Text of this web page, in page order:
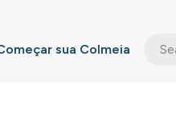
sua Colmeia